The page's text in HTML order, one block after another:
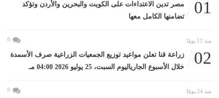
01
مصر تدين الاعتداءات على الكويت والبحرين والأردن وتؤكد
تضامنها الكامل معها
منذ 11 يومًا 0
02
زراعة قنا تعلن مواعيد توزيع الجمعيات الزراعية صرف الأسمدة
خلال الأسبوع الجارياليوم السبت، 25 يوليو 2026 04:00 مـ
منذ 24 يومًا 0